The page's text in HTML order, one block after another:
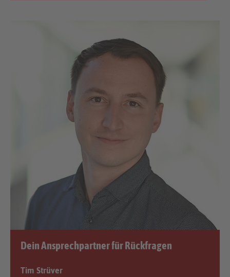
Dein Ansprechpartner für Rückfragen
Tim Strüver